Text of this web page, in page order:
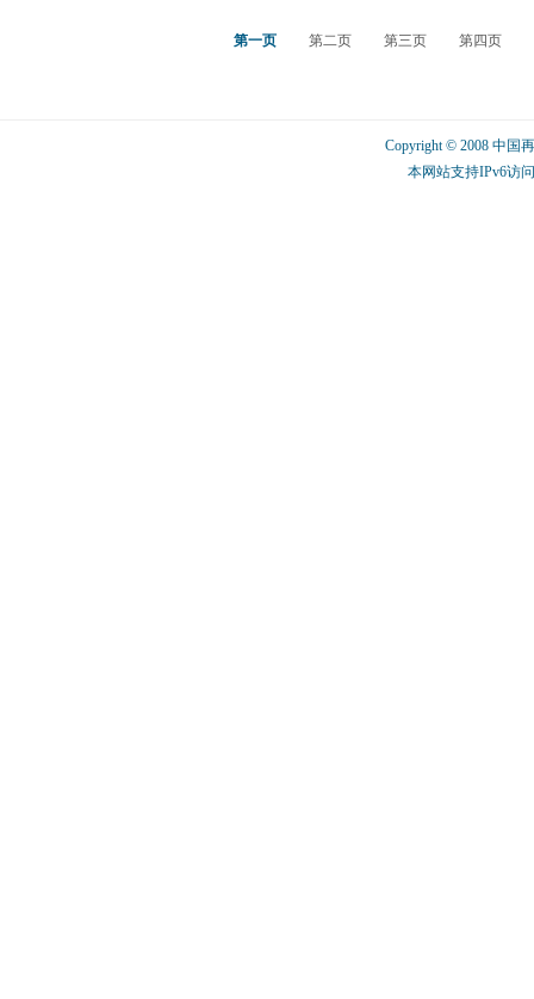
第一页 第二页 第三页 第四页
Copyright © 2008 中国
本网站支持IPv6访